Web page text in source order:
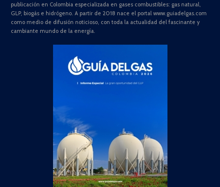
publicación en Colombia especializada en gases combustibles: gas natural,
GLP, biogás e hidrógeno. A partir de 2018 nace el portal www.guiadelgas.com
como medio de difusión noticioso, con toda la actualidad del fascinante y
cambiante mundo de la energía.